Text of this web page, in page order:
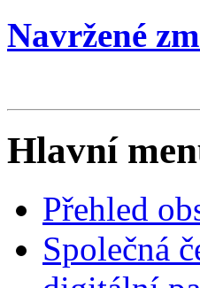
Navržené
Hlavní
Přehled
Společná